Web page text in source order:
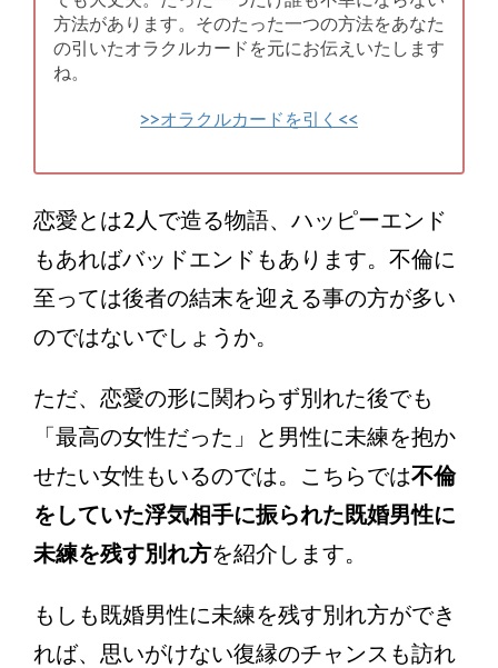
方法があります。そのたった一つの方法をあなた
の引いたオラクルカードを元にお伝えいたします
ね。
>>オラクルカードを引く<<
恋愛とは2人で造る物語、ハッピーエンド
もあればバッドエンドもあります。不倫に
至っては後者の結末を迎える事の方が多い
のではないでしょうか。
ただ、恋愛の形に関わらず別れた後でも
「最高の女性だった」と男性に未練を抱か
せたい女性もいるのでは。こちらでは不倫
をしていた浮気相手に振られた既婚男性に
未練を残す別れ方を紹介します。
もしも既婚男性に未練を残す別れ方ができ
れば、思いがけない復縁のチャンスも訪れ